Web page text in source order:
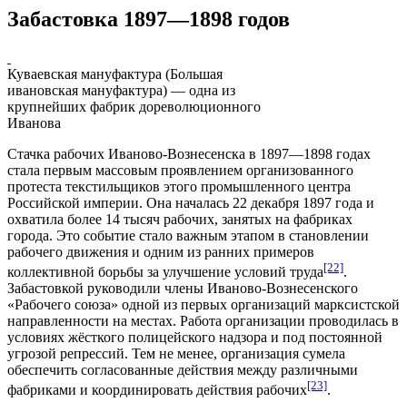
Забастовка 1897—1898 годов
Куваевская мануфактура (Большая
ивановская мануфактура) — одна из
крупнейших фабрик дореволюционного
Иванова
Стачка рабочих Иваново-Вознесенска в 1897—1898 годах
стала первым массовым проявлением организованного
протеста текстильщиков этого промышленного центра
Российской империи. Она началась 22 декабря 1897 года и
охватила более 14 тысяч рабочих, занятых на фабриках
города. Это событие стало важным этапом в становлении
рабочего движения и одним из ранних примеров
коллективной борьбы за улучшение условий труда[22].
Забастовкой руководили члены Иваново-Вознесенского
«Рабочего союза» одной из первых организаций марксистской
направленности на местах. Работа организации проводилась в
условиях жёсткого полицейского надзора и под постоянной
угрозой репрессий. Тем не менее, организация сумела
обеспечить согласованные действия между различными
фабриками и координировать действия рабочих[23].